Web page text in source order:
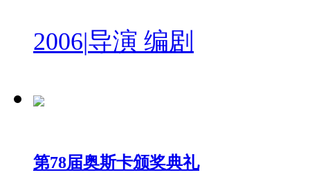
2006|导演 编剧
第78届奥斯卡颁奖典礼